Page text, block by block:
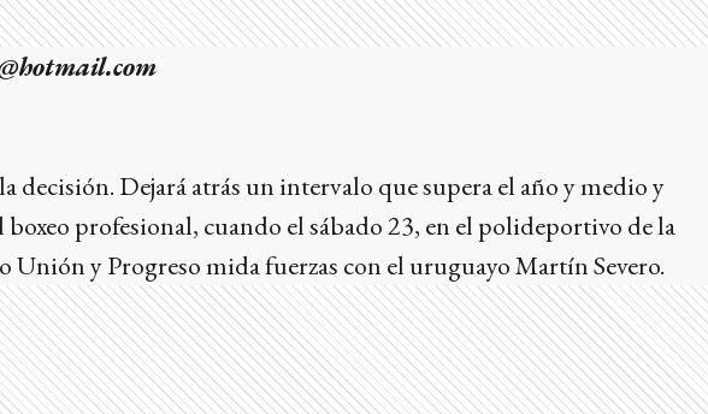
decisión. Dejará atrás un intervalo que supera el año y medio y
boxeo profesional, cuando el sábado 23, en el polideportivo de la
Unión y Progreso mida fuerzas con el uruguayo Martín Severo.